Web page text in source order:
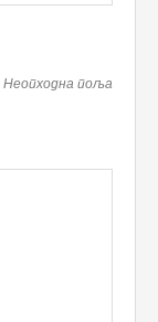
Неопходна поља